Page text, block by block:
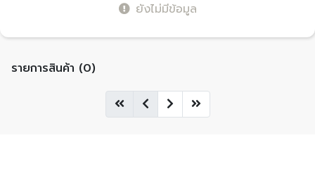
ยังไม่มีข้อมูล
รายการสินค้า (0)